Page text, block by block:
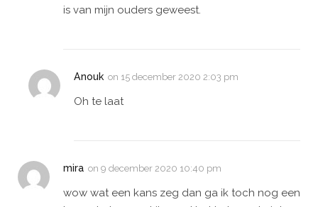
is van mijn ouders geweest.
Anouk on 15 december 2020 2:03 pm
Oh te laat
mira on 9 december 2020 10:40 pm
wow wat een kans zeg dan ga ik toch nog een